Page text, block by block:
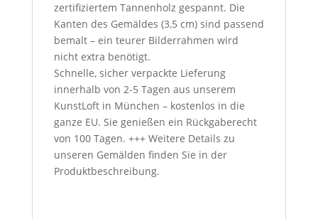
zertifiziertem Tannenholz gespannt. Die
Kanten des Gemäldes (3,5 cm) sind passend
bemalt – ein teurer Bilderrahmen wird
nicht extra benötigt.
Schnelle, sicher verpackte Lieferung
innerhalb von 2-5 Tagen aus unserem
KunstLoft in München – kostenlos in die
ganze EU. Sie genießen ein Rückgaberecht
von 100 Tagen. +++ Weitere Details zu
unseren Gemälden finden Sie in der
Produktbeschreibung.